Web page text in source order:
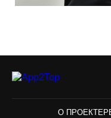
О ПРОЕКТЕ